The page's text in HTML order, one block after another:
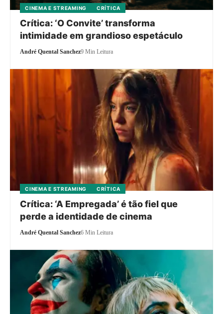
CINEMA E STREAMING CRÍTICA
Crítica: ‘O Convite’ transforma
intimidade em grandioso espetáculo
André Quental Sanchez9 Min Leitura
CINEMA E STREAMING CRÍTICA
Crítica: ‘A Empregada’ é tão fiel que
perde a identidade de cinema
André Quental Sanchez6 Min Leitura